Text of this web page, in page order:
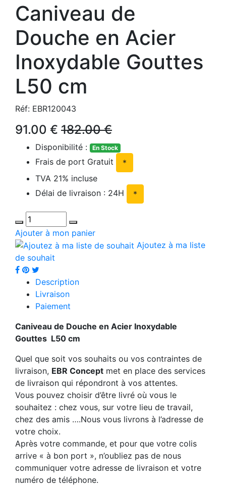
Caniveau de
Douche en Acier
Inoxydable Gouttes
L50 cm
Réf: EBR120043
91.00 € 182.00 €
Disponibilité : En Stock
Frais de port Gratuit
*
TVA 21% incluse
Délai de livraison : 24H
*
Ajouter à mon panier
Ajoutez à ma liste
de souhait
Description
Livraison
Paiement
Caniveau de Douche en Acier Inoxydable
Gouttes L50 cm
Quel que soit vos souhaits ou vos contraintes de
livraison, EBR Concept met en place des services
de livraison qui répondront à vos attentes.
Vous pouvez choisir d’être livré où vous le
souhaitez : chez vous, sur votre lieu de travail,
chez des amis ….Nous vous livrons à l’adresse de
votre choix.
Après votre commande, et pour que votre colis
arrive « à bon port », n’oubliez pas de nous
communiquer votre adresse de livraison et votre
numéro de téléphone.